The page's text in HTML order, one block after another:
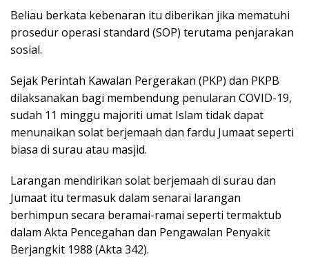
Beliau berkata kebenaran itu diberikan jika mematuhi
prosedur operasi standard (SOP) terutama penjarakan
sosial.
Sejak Perintah Kawalan Pergerakan (PKP) dan PKPB
dilaksanakan bagi membendung penularan COVID-19,
sudah 11 minggu majoriti umat Islam tidak dapat
menunaikan solat berjemaah dan fardu Jumaat seperti
biasa di surau atau masjid.
Larangan mendirikan solat berjemaah di surau dan
Jumaat itu termasuk dalam senarai larangan
berhimpun secara beramai-ramai seperti termaktub
dalam Akta Pencegahan dan Pengawalan Penyakit
Berjangkit 1988 (Akta 342).